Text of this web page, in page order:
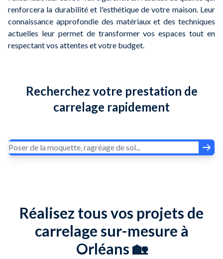
renforcera la durabilité et l'esthétique de votre maison. Leur
connaissance approfondie des matériaux et des techniques
actuelles leur permet de transformer vos espaces tout en
respectant vos attentes et votre budget.
Recherchez votre prestation de
carrelage rapidement
Réalisez tous vos projets de
carrelage sur-mesure à
Orléans 🏡